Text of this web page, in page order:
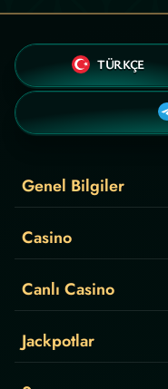
TÜRKÇE
Genel Bilgiler
Casino
Canlı Casino
Jackpotlar